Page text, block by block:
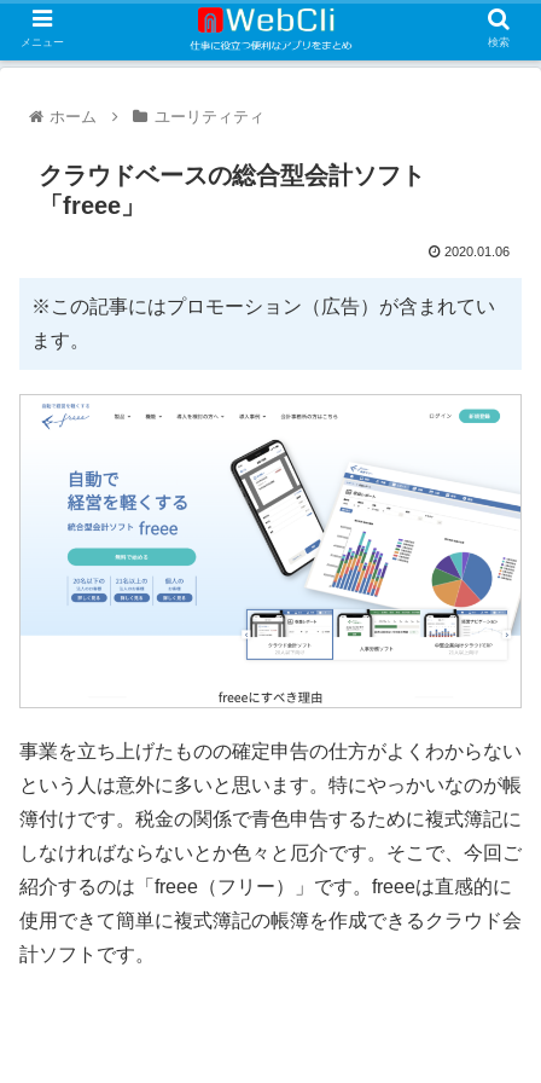
ホーム ユーリティティ
クラウドベースの総合型会計ソフト
「freee」
2020.01.06
※この記事にはプロモーション（広告）が含まれてい
ます。
事業を立ち上げたものの確定申告の仕方がよくわからない
という人は意外に多いと思います。特にやっかいなのが帳
簿付けです。税金の関係で青色申告するために複式簿記に
しなければならないとか色々と厄介です。そこで、今回ご
紹介するのは「freee（フリー）」です。freeeは直感的に
使用できて簡単に複式簿記の帳簿を作成できるクラウド会
計ソフトです。
メニュー 検索